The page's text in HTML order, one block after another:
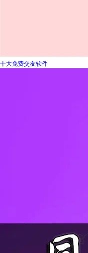
十大免费交友软件